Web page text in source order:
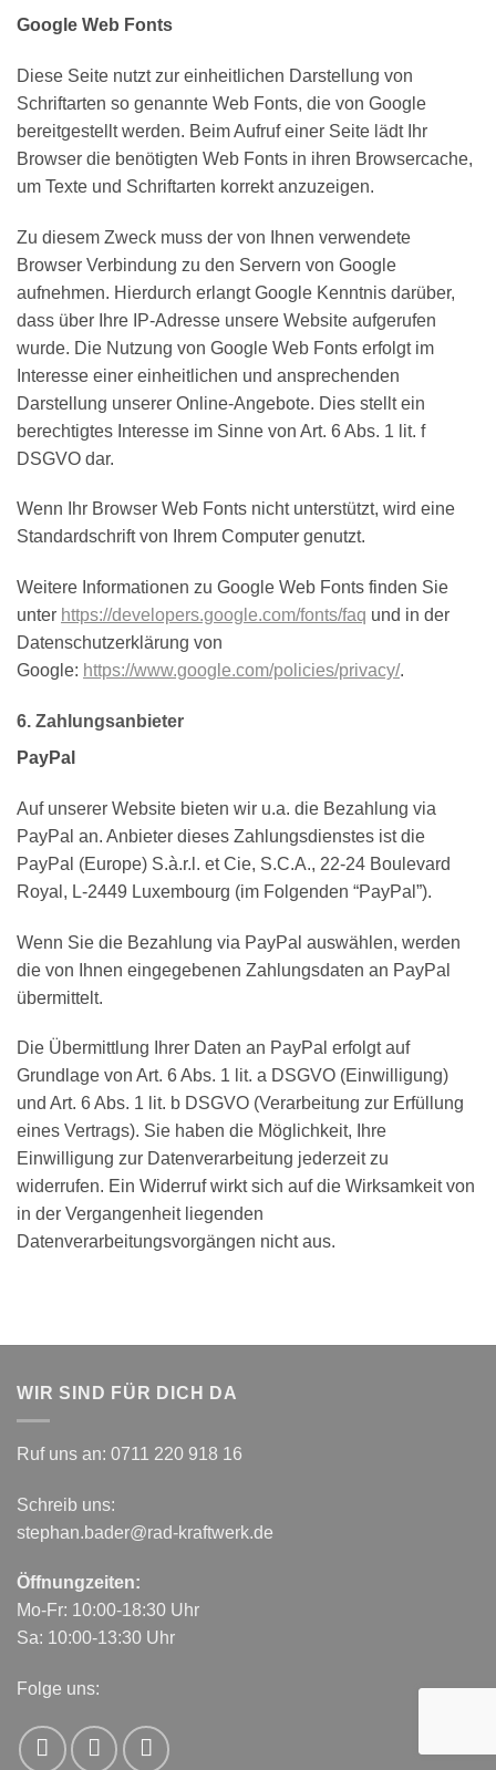
Google Web Fonts
Diese Seite nutzt zur einheitlichen Darstellung von
Schriftarten so genannte Web Fonts, die von Google
bereitgestellt werden. Beim Aufruf einer Seite lädt Ihr
Browser die benötigten Web Fonts in ihren Browsercache,
um Texte und Schriftarten korrekt anzuzeigen.
Zu diesem Zweck muss der von Ihnen verwendete
Browser Verbindung zu den Servern von Google
aufnehmen. Hierdurch erlangt Google Kenntnis darüber,
dass über Ihre IP-Adresse unsere Website aufgerufen
wurde. Die Nutzung von Google Web Fonts erfolgt im
Interesse einer einheitlichen und ansprechenden
Darstellung unserer Online-Angebote. Dies stellt ein
berechtigtes Interesse im Sinne von Art. 6 Abs. 1 lit. f
DSGVO dar.
Wenn Ihr Browser Web Fonts nicht unterstützt, wird eine
Standardschrift von Ihrem Computer genutzt.
Weitere Informationen zu Google Web Fonts finden Sie
unter https://developers.google.com/fonts/faq und in der
Datenschutzerklärung von
Google: https://www.google.com/policies/privacy/.
6. Zahlungsanbieter
PayPal
Auf unserer Website bieten wir u.a. die Bezahlung via
PayPal an. Anbieter dieses Zahlungsdienstes ist die
PayPal (Europe) S.à.r.l. et Cie, S.C.A., 22-24 Boulevard
Royal, L-2449 Luxembourg (im Folgenden “PayPal”).
Wenn Sie die Bezahlung via PayPal auswählen, werden
die von Ihnen eingegebenen Zahlungsdaten an PayPal
übermittelt.
Die Übermittlung Ihrer Daten an PayPal erfolgt auf
Grundlage von Art. 6 Abs. 1 lit. a DSGVO (Einwilligung)
und Art. 6 Abs. 1 lit. b DSGVO (Verarbeitung zur Erfüllung
eines Vertrags). Sie haben die Möglichkeit, Ihre
Einwilligung zur Datenverarbeitung jederzeit zu
widerrufen. Ein Widerruf wirkt sich auf die Wirksamkeit von
in der Vergangenheit liegenden
Datenverarbeitungsvorgängen nicht aus.
WIR SIND FÜR DICH DA
Ruf uns an: 0711 220 918 16
Schreib uns:
stephan.bader@rad-kraftwerk.de
Öffnungzeiten:
Mo-Fr: 10:00-18:30 Uhr
Sa: 10:00-13:30 Uhr
Folge uns: